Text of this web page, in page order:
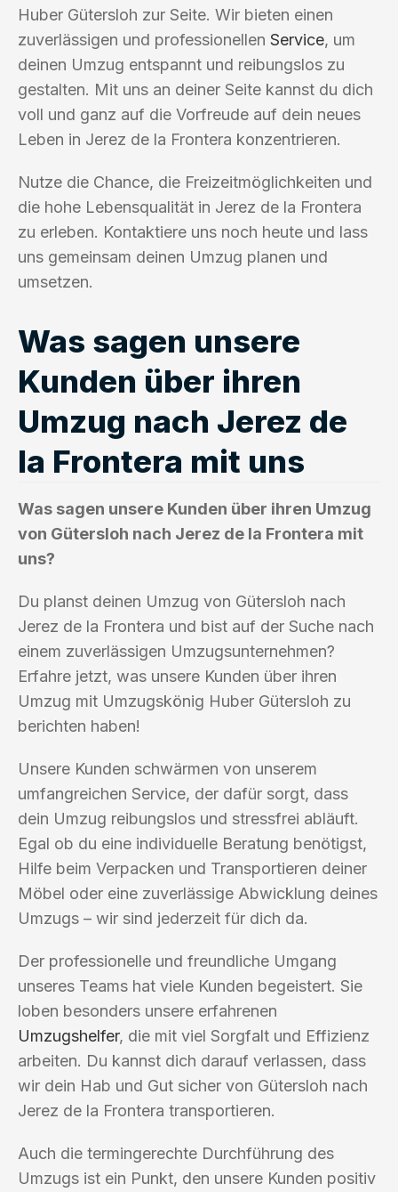
Huber Gütersloh zur Seite. Wir bieten einen
zuverlässigen und professionellen Service, um
deinen Umzug entspannt und reibungslos zu
gestalten. Mit uns an deiner Seite kannst du dich
voll und ganz auf die Vorfreude auf dein neues
Leben in Jerez de la Frontera konzentrieren.
Nutze die Chance, die Freizeitmöglichkeiten und
die hohe Lebensqualität in Jerez de la Frontera
zu erleben. Kontaktiere uns noch heute und lass
uns gemeinsam deinen Umzug planen und
umsetzen.
Was sagen unsere
Kunden über ihren
Umzug nach Jerez de
la Frontera mit uns
Was sagen unsere Kunden über ihren Umzug
von Gütersloh nach Jerez de la Frontera mit
uns?
Du planst deinen Umzug von Gütersloh nach
Jerez de la Frontera und bist auf der Suche nach
einem zuverlässigen Umzugsunternehmen?
Erfahre jetzt, was unsere Kunden über ihren
Umzug mit Umzugskönig Huber Gütersloh zu
berichten haben!
Unsere Kunden schwärmen von unserem
umfangreichen Service, der dafür sorgt, dass
dein Umzug reibungslos und stressfrei abläuft.
Egal ob du eine individuelle Beratung benötigst,
Hilfe beim Verpacken und Transportieren deiner
Möbel oder eine zuverlässige Abwicklung deines
Umzugs – wir sind jederzeit für dich da.
Der professionelle und freundliche Umgang
unseres Teams hat viele Kunden begeistert. Sie
loben besonders unsere erfahrenen
Umzugshelfer, die mit viel Sorgfalt und Effizienz
arbeiten. Du kannst dich darauf verlassen, dass
wir dein Hab und Gut sicher von Gütersloh nach
Jerez de la Frontera transportieren.
Auch die termingerechte Durchführung des
Umzugs ist ein Punkt, den unsere Kunden positiv